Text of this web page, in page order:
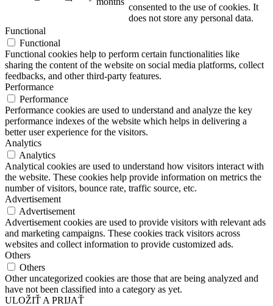
consented to the use of cookies. It
does not store any personal data.
Functional
Functional
Functional cookies help to perform certain functionalities like
sharing the content of the website on social media platforms, collect
feedbacks, and other third-party features.
Performance
Performance
Performance cookies are used to understand and analyze the key
performance indexes of the website which helps in delivering a
better user experience for the visitors.
Analytics
Analytics
Analytical cookies are used to understand how visitors interact with
the website. These cookies help provide information on metrics the
number of visitors, bounce rate, traffic source, etc.
Advertisement
Advertisement
Advertisement cookies are used to provide visitors with relevant ads
and marketing campaigns. These cookies track visitors across
websites and collect information to provide customized ads.
Others
Others
Other uncategorized cookies are those that are being analyzed and
have not been classified into a category as yet.
ULOŽIŤ A PRIJAŤ